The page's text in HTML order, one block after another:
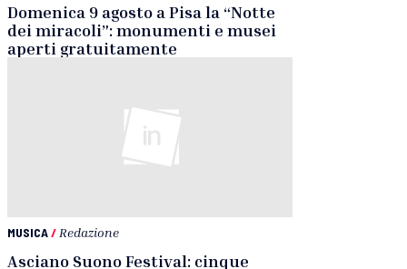
Domenica 9 agosto a Pisa la “Notte
dei miracoli”: monumenti e musei
aperti gratuitamente
MUSICA/ Redazione
Asciano Suono Festival: cinque